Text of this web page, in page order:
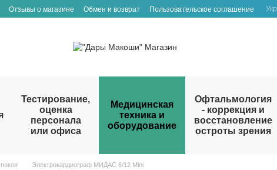
Отзывы о магазине Обмен и возврат Пользовательское соглашение Укр
Тестирование,
оценка
персонала
или офиса
Медицинская
техника и
оборудование
Офтальмология
- коррекция и
восстановление
остроты зрения
Электрокардиограф МИДАС 6/12 Mini